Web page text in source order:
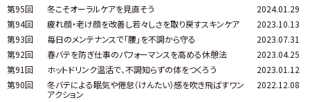
第95回
冬こそオーラルケアを見直そう
2024.01.29
第94回
疲れ顔・老け顔を改善し若々しさを取り戻すスキンケア
2023.10.13
第93回
毎日のメンテナンスで「腰」を不調から守る
2023.07.31
第92回
春バテを防ぎ仕事のパフォーマンスを高める休憩法
2023.04.25
第91回
ホットドリンク温活で、不調知らずの体をつくろう
2023.01.12
第90回
冬バテによる眠気や倦怠（けんたい）感を吹き飛ばすワン
アクション
2022.12.08